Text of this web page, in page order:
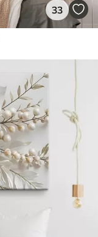
33